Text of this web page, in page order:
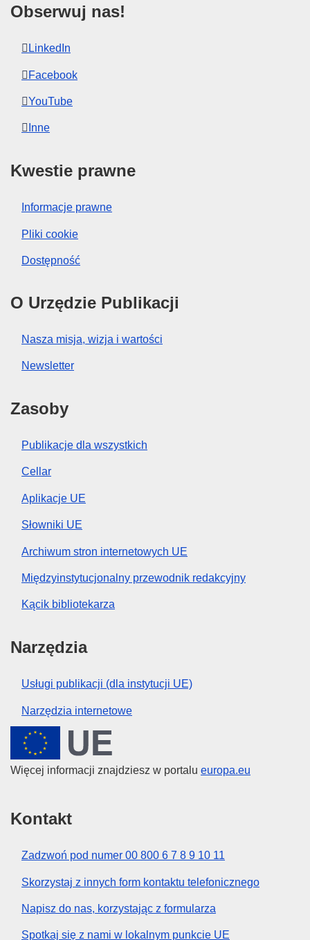
Obserwuj nas!
LinkedIn
Facebook
YouTube
Inne
Kwestie prawne
Informacje prawne
Pliki cookie
Dostępność
O Urzędzie Publikacji
Nasza misja, wizja i wartości
Newsletter
Zasoby
Publikacje dla wszystkich
Cellar
Aplikacje UE
Słowniki UE
Archiwum stron internetowych UE
Międzyinstytucjonalny przewodnik redakcyjny
Kącik bibliotekarza
Narzędzia
Usługi publikacji (dla instytucji UE)
Narzędzia internetowe
Unia Europejska
Więcej informacji znajdziesz w portalu europa.eu
Kontakt
Zadzwoń pod numer 00 800 6 7 8 9 10 11
Skorzystaj z innych form kontaktu telefonicznego
Napisz do nas, korzystając z formularza
Spotkaj się z nami w lokalnym punkcie UE